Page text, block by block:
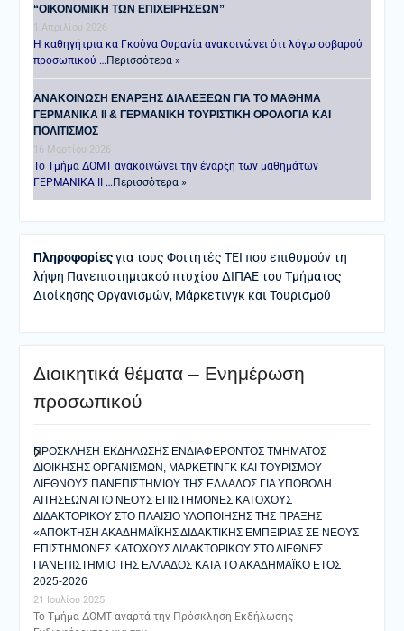
“ΟΙΚΟΝΟΜΙΚΗ ΤΩΝ ΕΠΙΧΕΙΡΗΣΕΩΝ”
1 Απριλίου 2026
Η καθηγήτρια κα Γκούνα Ουρανία ανακοινώνει ότι λόγω σοβαρού
προσωπικού …Περισσότερα »
ANAKOINΩΣΗ ΕΝΑΡΞΗΣ ΔΙΑΛΕΞΕΩΝ ΓΙΑ ΤΟ ΜΑΘΗΜΑ
ΓΕΡΜΑΝΙΚΑ ΙΙ & ΓΕΡΜΑΝΙΚΗ ΤΟΥΡΙΣΤΙΚΗ ΟΡΟΛΟΓΙΑ ΚΑΙ
ΠΟΛΙΤΙΣΜΟΣ
16 Μαρτίου 2026
Το Τμήμα ΔΟΜΤ ανακοινώνει την έναρξη των μαθημάτων
ΓΕΡΜΑΝΙΚΑ ΙΙ …Περισσότερα »
Πληροφορίεςγια τους Φοιτητές ΤΕΙ που επιθυμούν τη
λήψη Πανεπιστημιακού πτυχίου ΔΙΠΑΕ του Τμήματος
Διοίκησης Οργανισμών, Μάρκετινγκ και Τουρισμού
Διοικητικά θέματα – Ενημέρωση
προσωπικού
ΠΡΟΣΚΛΗΣΗ ΕΚΔΗΛΩΣΗΣ ΕΝΔΙΑΦΕΡΟΝΤΟΣ ΤΜΗΜΑΤΟΣ
ΔΙΟΙΚΗΣΗΣ ΟΡΓΑΝΙΣΜΩΝ, ΜΑΡΚΕΤΙΝΓΚ ΚΑΙ ΤΟΥΡΙΣΜΟΥ
ΔΙΕΘΝΟΥΣ ΠΑΝΕΠΙΣΤΗΜΙΟΥ ΤΗΣ ΕΛΛΑΔΟΣ ΓΙΑ ΥΠΟΒΟΛΗ
ΑΙΤΗΣΕΩΝ ΑΠΟ ΝΕΟΥΣ ΕΠΙΣΤΗΜΟΝΕΣ ΚΑΤΟΧΟΥΣ
ΔΙΔΑΚΤΟΡΙΚΟΥ ΣΤΟ ΠΛΑΙΣΙΟ ΥΛΟΠΟΙΗΣΗΣ ΤΗΣ ΠΡΑΞΗΣ
«ΑΠΟΚΤΗΣΗ ΑΚΑΔΗΜΑΪΚΗΣ ΔΙΔΑΚΤΙΚΗΣ ΕΜΠΕΙΡΙΑΣ ΣΕ ΝΕΟΥΣ
ΕΠΙΣΤΗΜΟΝΕΣ ΚΑΤΟΧΟΥΣ ΔΙΔΑΚΤΟΡΙΚΟΥ ΣΤΟ ΔΙΕΘΝΕΣ
ΠΑΝΕΠΙΣΤΗΜΙΟ ΤΗΣ ΕΛΛΑΔΟΣ ΚΑΤΑ ΤΟ ΑΚΑΔΗΜΑΪΚΟ ΕΤΟΣ
2025-2026
21 Ιουλίου 2025
Το Τμήμα ΔΟΜΤ αναρτά την Πρόσκληση Εκδήλωσης